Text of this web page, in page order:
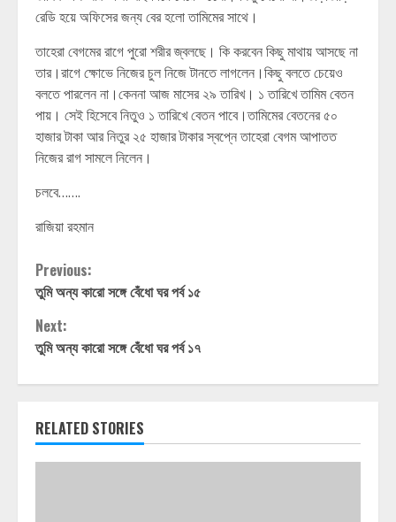
রেডি হয়ে অফিসের জন্য বের হলো তামিমের সাথে।
তাহেরা বেগমের রাগে পুরো শরীর জ্বলছে। কি করবেন কিছু মাথায় আসছে না
তার।রাগে ক্ষোভে নিজের চুল নিজে টানতে লাগলেন।কিছু বলতে চেয়েও
বলতে পারলেন না।কেননা আজ মাসের ২৯ তারিখ। ১ তারিখে তামিম বেতন
পায়। সেই হিসেবে নিতুও ১ তারিখে বেতন পাবে।তামিমের বেতনের ৫০
হাজার টাকা আর নিতুর ২৫ হাজার টাকার স্বপ্নে তাহেরা বেগম আপাতত
নিজের রাগ সামলে নিলেন।
চলবে…….
রাজিয়া রহমান
Continue
Reading
Previous:
তুমি অন্য কারো সঙ্গে বেঁধো ঘর পর্ব ১৫
Next:
তুমি অন্য কারো সঙ্গে বেঁধো ঘর পর্ব ১৭
RELATED STORIES